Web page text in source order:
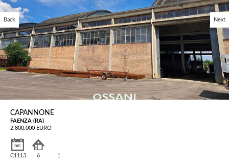
Back Next
CAPANNONE
FAENZA (RA)
2.800.000 EURO
C1113 6 1